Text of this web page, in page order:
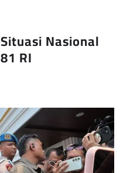
Nasional
RI